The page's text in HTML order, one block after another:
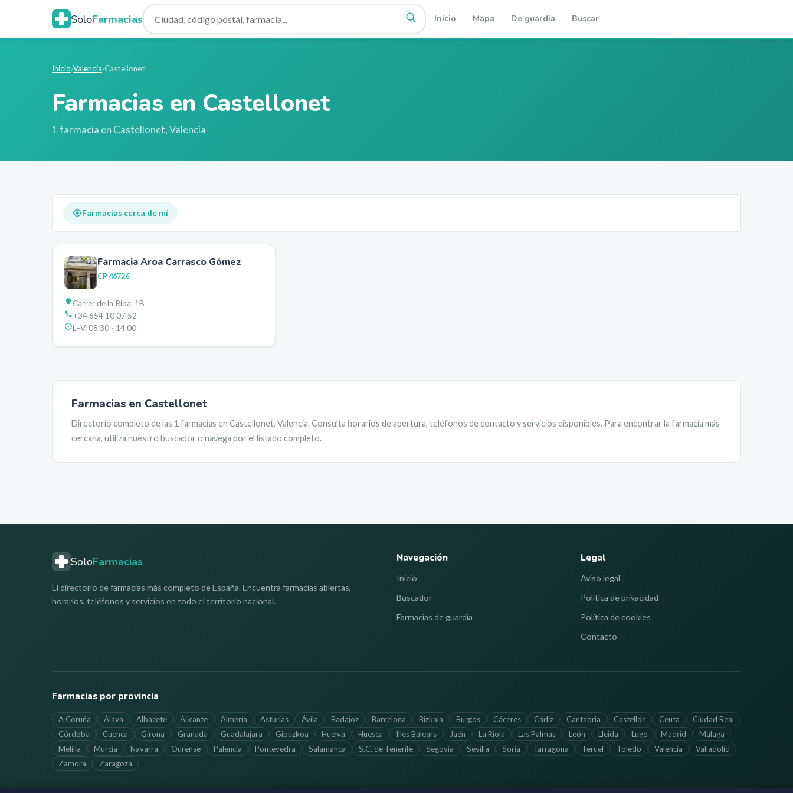
SoloFarmacias Inicio Mapa De guardia Buscar
Inicio›Valencia›Castellonet
Farmacias en Castellonet
1 farmacia en Castellonet,Valencia
Farmacias cerca de mí
Farmacia Aroa Carrasco Gómez
CP46726
Carrer de la Riba, 1B
+34 654 10 07 52
L–V:08:30 - 14:00
Farmacias en Castellonet
Directorio completo de las 1 farmacias en Castellonet, Valencia. Consulta horarios de apertura, teléfonos de contacto y servicios disponibles. Para encontrar la farmacia más
cercana, utiliza nuestro buscador o navega por el listado completo.
SoloFarmacias
El directorio de farmacias más completo de España. Encuentra farmacias abiertas,
horarios, teléfonos y servicios en todo el territorio nacional.
Navegación
Inicio
Buscador
Farmacias de guardia
Legal
Aviso legal
Política de privacidad
Política de cookies
Contacto
Farmacias por provincia
A Coruña Álava Albacete Alicante Almería Asturias Ávila Badajoz Barcelona Bizkaia Burgos Cáceres Cádiz Cantabria Castellón Ceuta
Ciudad Real
Córdoba
Cuenca Girona Granada Guadalajara Gipuzkoa Huelva Huesca Illes Balears Jaén La Rioja Las Palmas León Lleida Lugo Madrid
Málaga
Melilla
Murcia Navarra Ourense Palencia Pontevedra Salamanca S.C. de Tenerife Segovia Sevilla Soria Tarragona Teruel Toledo Valencia
Valladolid
Zamora
Zaragoza